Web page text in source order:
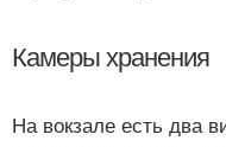
Камеры хранения
На вокзале есть два